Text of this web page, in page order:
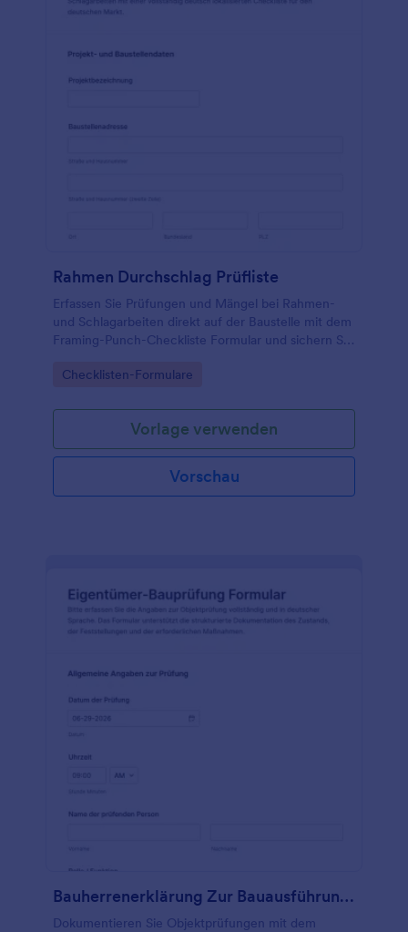
Rahmen Durchschlag Prüfliste
Erfassen Sie Prüfungen und Mängel bei Rahmen-
und Schlagarbeiten direkt auf der Baustelle mit dem
Framing-Punch-Checkliste Formular und sichern Sie
Bauleitung und Ausführungsteams.
Go to Category:
Checklisten-Formulare
Vorlage verwenden
Vorschau
Bauherrenerklärung Zur Bauausführung Prüfung
Dokumentieren Sie Objektprüfungen mit dem